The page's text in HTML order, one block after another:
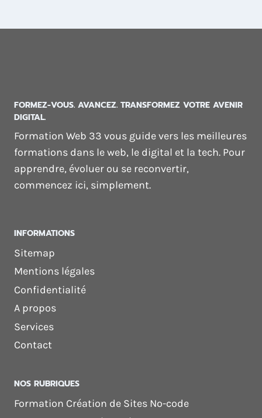
FORMEZ-VOUS. AVANCEZ. TRANSFORMEZ VOTRE AVENIR
DIGITAL.
Formation Web 33 vous guide vers les meilleures
formations dans le web, le digital et la tech. Pour
apprendre, évoluer ou se reconvertir,
commencez ici, simplement.
INFORMATIONS
Sitemap
Mentions légales
Confidentialité
A propos
Services
Contact
NOS RUBRIQUES
Formation Création de Sites No-code